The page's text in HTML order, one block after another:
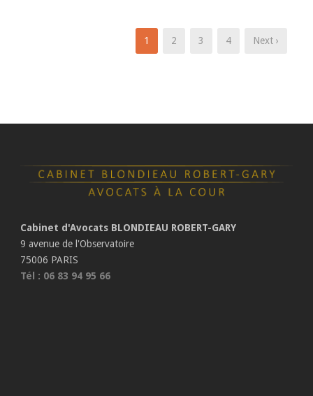
1 2 3 4 Next ›
Cabinet d'Avocats BLONDIEAU ROBERT-GARY
9 avenue de l'Observatoire
75006 PARIS
Tél : 06 83 94 95 66